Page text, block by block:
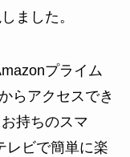
ました。
プライム
らアクセスでき
持ちのスマ
レビで簡単に楽